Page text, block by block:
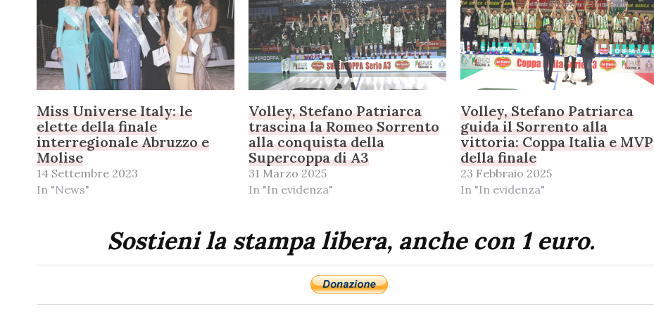
Miss Universe Italy: le
elette della finale
interregionale Abruzzo e
Molise
14 Settembre 2023
In "News"
Volley, Stefano Patriarca
trascina la Romeo Sorrento
alla conquista della
Supercoppa di A3
31 Marzo 2025
In "In evidenza"
Volley, Stefano Patriarca
guida il Sorrento alla
vittoria: Coppa Italia e MVP
della finale
23 Febbraio 2025
In "In evidenza"
Sostieni la stampa libera, anche con 1 euro.